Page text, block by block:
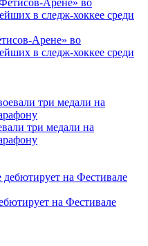
Арене» во
в следж-хоккее среди
три медали на
на Фестивале